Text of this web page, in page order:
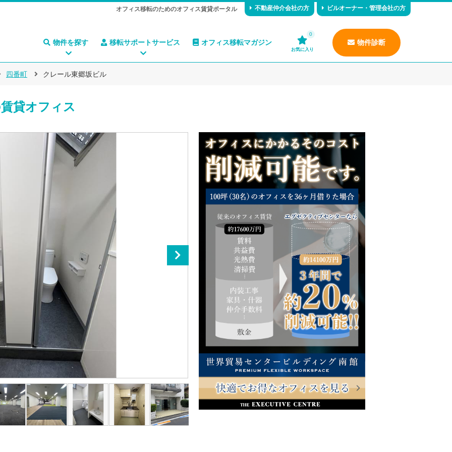
オフィス移転のためのオフィス賃貸ポータル 不動産仲介会社の方 ビルオーナー・管理会社の方
物件を探す 移転サポートサービス オフィス移転マガジン
0
お気に入り
物件診断
四番町 クレール東郷坂ビル
貸オフィス